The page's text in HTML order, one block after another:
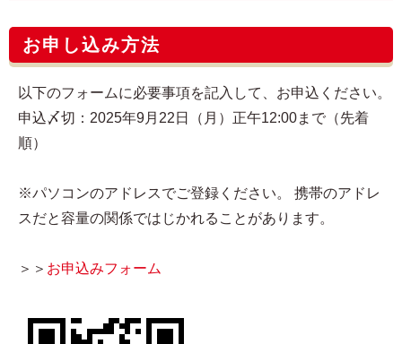
お申し込み方法
以下のフォームに必要事項を記入して、お申込ください。
申込〆切：2025年9月22日（月）正午12:00まで（先着
順）
※パソコンのアドレスでご登録ください。 携帯のアドレ
スだと容量の関係ではじかれることがあります。
＞＞ お申込みフォーム​